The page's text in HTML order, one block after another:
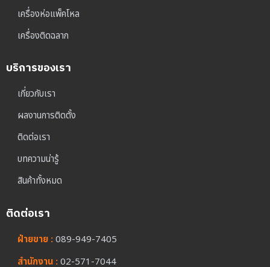
เครื่องห่อแพ็คโหล
เครื่องติดฉลาก
บริการของเรา
เกี่ยวกับเรา
ผลงานการติดตั้ง
ติดต่อเรา
บทความน่ารู้
สินค้าทั้งหมด
ติดต่อเรา
ฝ่ายขาย :089-949-7405
สำนักงาน :02-571-7044